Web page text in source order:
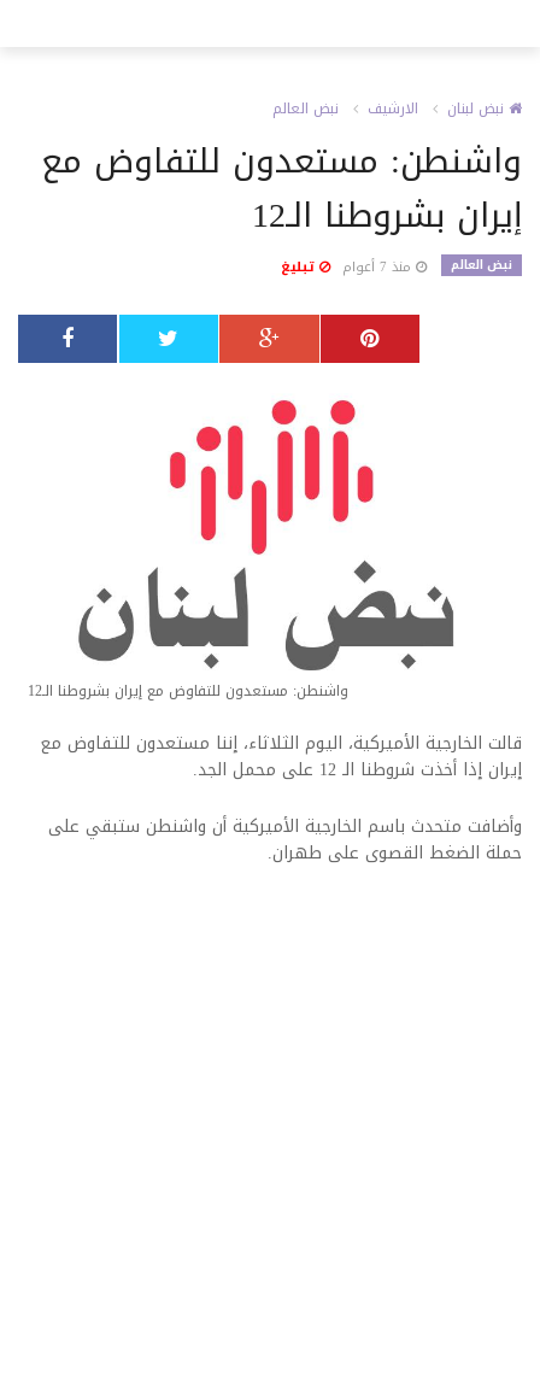
نبض لبنان الارشيف نبض العالم
واشنطن: مستعدون للتفاوض مع
إيران بشروطنا الـ12
نبض العالم منذ 7 أعوام تبليغ
واشنطن: مستعدون للتفاوض مع إيران بشروطنا الـ12
قالت الخارجية الأميركية، اليوم الثلاثاء، إننا مستعدون للتفاوض مع
إيران إذا أخذت شروطنا الـ 12 على محمل الجد.
وأضافت متحدث باسم الخارجية الأميركية أن واشنطن ستبقي على
حملة الضغط القصوى على طهران.